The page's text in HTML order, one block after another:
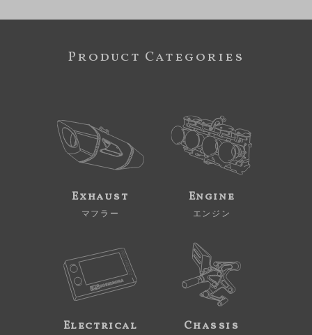
Product Categories
Exhaust
マフラー
Engine
エンジン
Electrical Chassis